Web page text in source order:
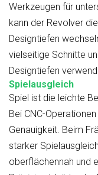
Werkzeugen für
kann der Revolver
Designtiefen
vielseitige Schnitte
Designtiefen
Spielausgleich
Spiel ist die leichte
Bei CNC-
Genauigkeit. Beim
starker
oberflächennah und